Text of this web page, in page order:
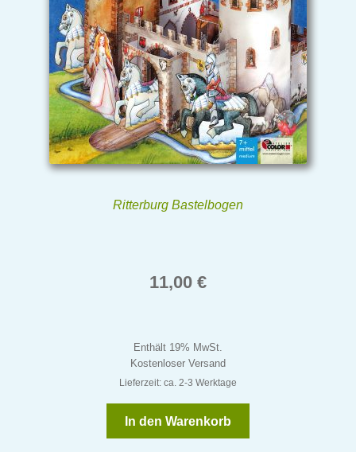
Ritterburg Bastelbogen
11,00 €
Enthält 19% MwSt.
Kostenloser Versand
Lieferzeit: ca. 2-3 Werktage
In den Warenkorb